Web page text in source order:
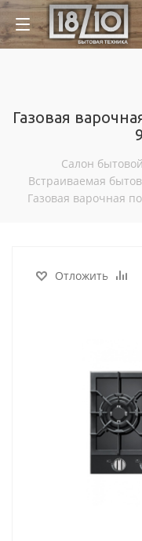
Газовая
Салон
Встраиваемая
Газовая варочная
Отложить